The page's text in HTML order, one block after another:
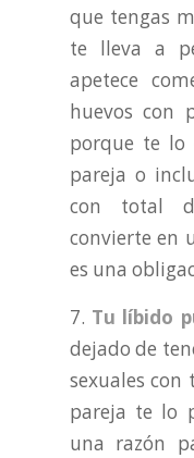
que tengas
te lleva a
apetece
huevos con
porque te lo
pareja o
con total
convierte en
es una
7. Tu líbido
dejado de
sexuales
pareja te lo
una razón